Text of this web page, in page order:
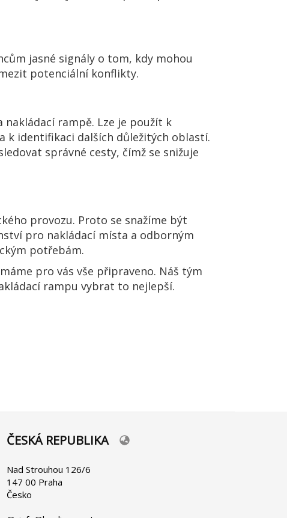
jasné signály o tom, kdy mohou
potenciální konflikty.
rampě. Lze je použít k
k identifikaci dalších důležitých oblastí.
správné cesty, čímž se snižuje
provozu. Proto se snažíme být
pro nakládací místa a odborným
potřebám.
pro vás vše připraveno. Náš tým
rampu vybrat to nejlepší.
Select
language
ČESKÁ REPUBLIKA
Nad Strouhou 126/6
147 00 Praha
Česko